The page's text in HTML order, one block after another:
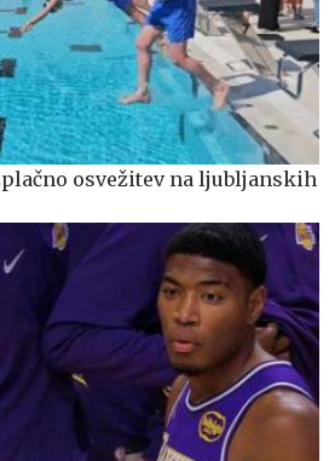
osvežitev na ljubljanskih